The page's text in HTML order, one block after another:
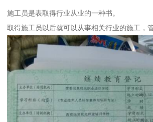
施工员是表取得行业从业的一种书。
取得施工员以后就可以从事相关行业的施工，